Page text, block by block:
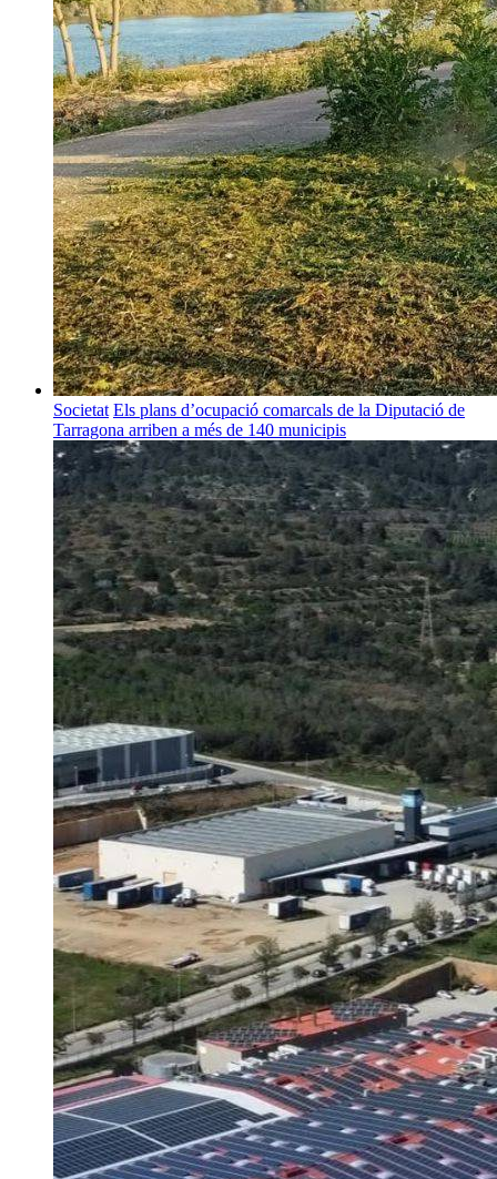
Societat Els plans d’ocupació comarcals de la Diputació de
Tarragona arriben a més de 140 municipis